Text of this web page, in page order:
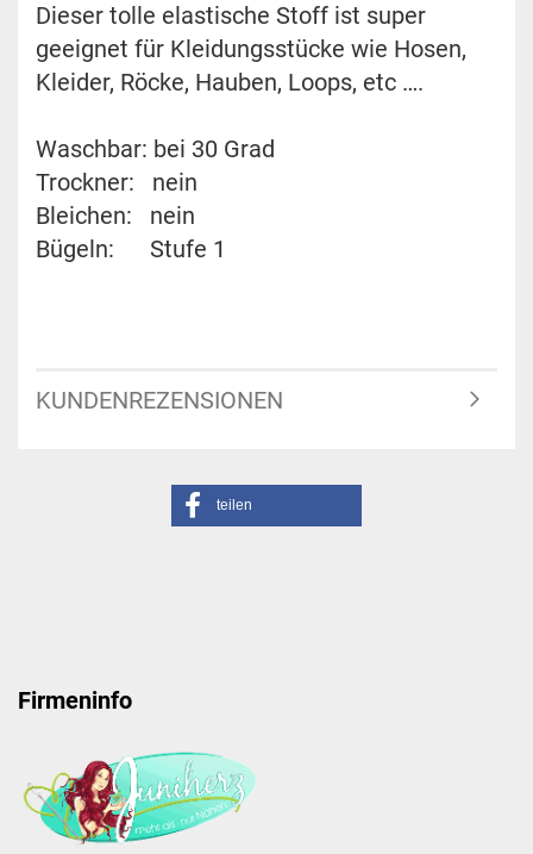
Dieser tolle elastische Stoff ist super
geeignet für Kleidungsstücke wie Hosen,
Kleider, Röcke, Hauben, Loops, etc ….
Waschbar: bei 30 Grad
Trockner: nein
Bleichen: nein
Bügeln: Stufe 1
KUNDENREZENSIONEN
teilen
Firmeninfo